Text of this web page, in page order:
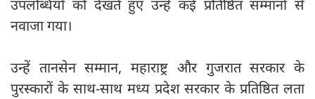
उपलब्धियों को देखते हुए उन्हें कई प्रतिष्ठित सम्मानों से
नवाजा गया।
उन्हें तानसेन सम्मान, महाराष्ट्र और गुजरात सरकार के
पुरस्कारों के साथ-साथ मध्य प्रदेश सरकार के प्रतिष्ठित लता